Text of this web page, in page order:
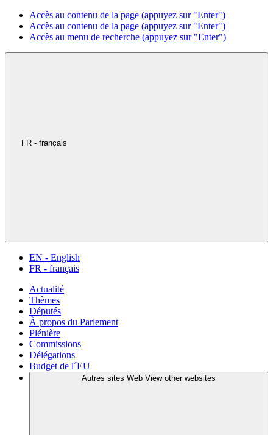
Accès au contenu de la page (appuyez sur "Enter")
Accès au contenu de la page (appuyez sur "Enter")
Accès au menu de recherche (appuyez sur "Enter")
FR - français
EN - English
FR - français
Actualité
Thèmes
Députés
À propos du Parlement
Plénière
Commissions
Délégations
Budget de l´EU
Autres sites Web View other websites